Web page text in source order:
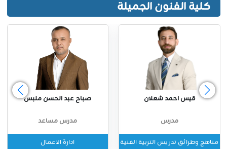
كلية الفنون الجميلة
قيس احمد شعلان
مدرس
مناهج وطرائق تدريس التربية الفنية
صباح عبد الحسن ملبس
مدرس مساعد
ادارة الاعمال